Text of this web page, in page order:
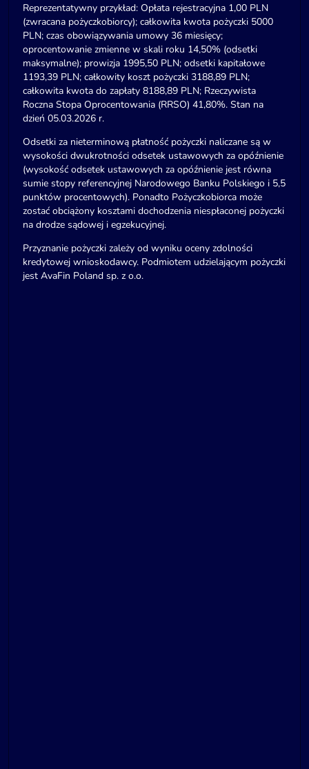
Reprezentatywny przykład: Opłata rejestracyjna 1,00 PLN
(zwracana pożyczkobiorcy); całkowita kwota pożyczki 5000
PLN; czas obowiązywania umowy 36 miesięcy;
oprocentowanie zmienne w skali roku 14,50% (odsetki
maksymalne); prowizja 1995,50 PLN; odsetki kapitałowe
1193,39 PLN; całkowity koszt pożyczki 3188,89 PLN;
całkowita kwota do zapłaty 8188,89 PLN; Rzeczywista
Roczna Stopa Oprocentowania (RRSO) 41,80%. Stan na
dzień 05.03.2026 r.
Odsetki za nieterminową płatność pożyczki naliczane są w
wysokości dwukrotności odsetek ustawowych za opóźnienie
(wysokość odsetek ustawowych za opóźnienie jest równa
sumie stopy referencyjnej Narodowego Banku Polskiego i 5,5
punktów procentowych). Ponadto Pożyczkobiorca może
zostać obciążony kosztami dochodzenia niespłaconej pożyczki
na drodze sądowej i egzekucyjnej.
Przyznanie pożyczki zależy od wyniku oceny zdolności
kredytowej wnioskodawcy. Podmiotem udzielającym pożyczki
jest AvaFin Poland sp. z o.o.